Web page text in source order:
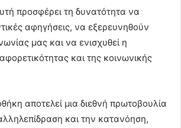
προσφέρει τη δυνατότητα να
αφηγήσεις, να εξερευνηθούν
μας και να ενισχυθεί η
και της κοινωνικής
αποτελεί μια διεθνή πρωτοβουλία
και την κατανόηση,